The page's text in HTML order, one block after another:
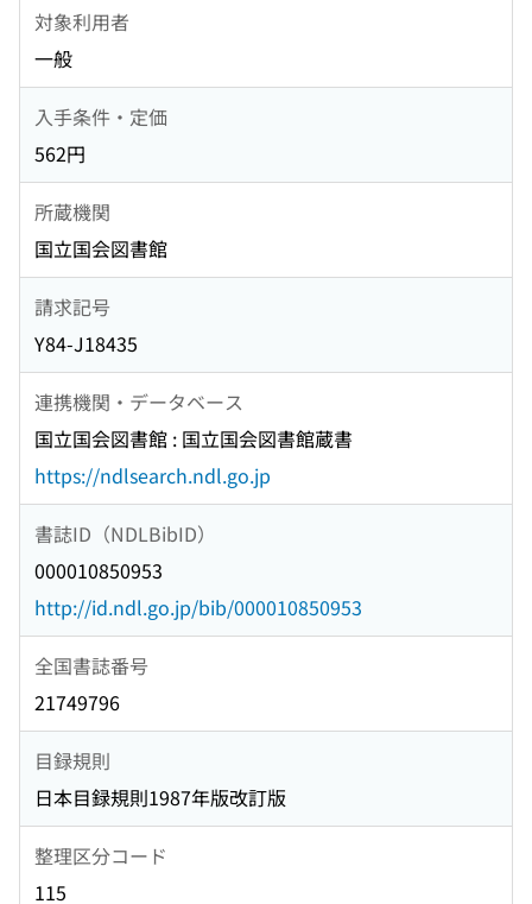
対象利用者
一般
入手条件・定価
562円
所蔵機関
国立国会図書館
請求記号
Y84-J18435
連携機関・データベース
国立国会図書館 : 国立国会図書館蔵書
https://ndlsearch.ndl.go.jp
書誌ID（NDLBibID）
000010850953
http://id.ndl.go.jp/bib/000010850953
全国書誌番号
21749796
目録規則
日本目録規則1987年版改訂版
整理区分コード
115